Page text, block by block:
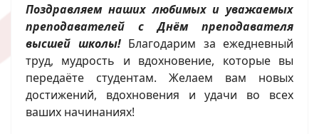
Поздравляем наших любимых и уважаемых
преподавателей с Днём преподавателя
высшей школы!Благодарим за ежедневный
труд, мудрость и вдохновение, которые вы
передаёте студентам. Желаем вам новых
достижений, вдохновения и удачи во всех
ваших начинаниях!